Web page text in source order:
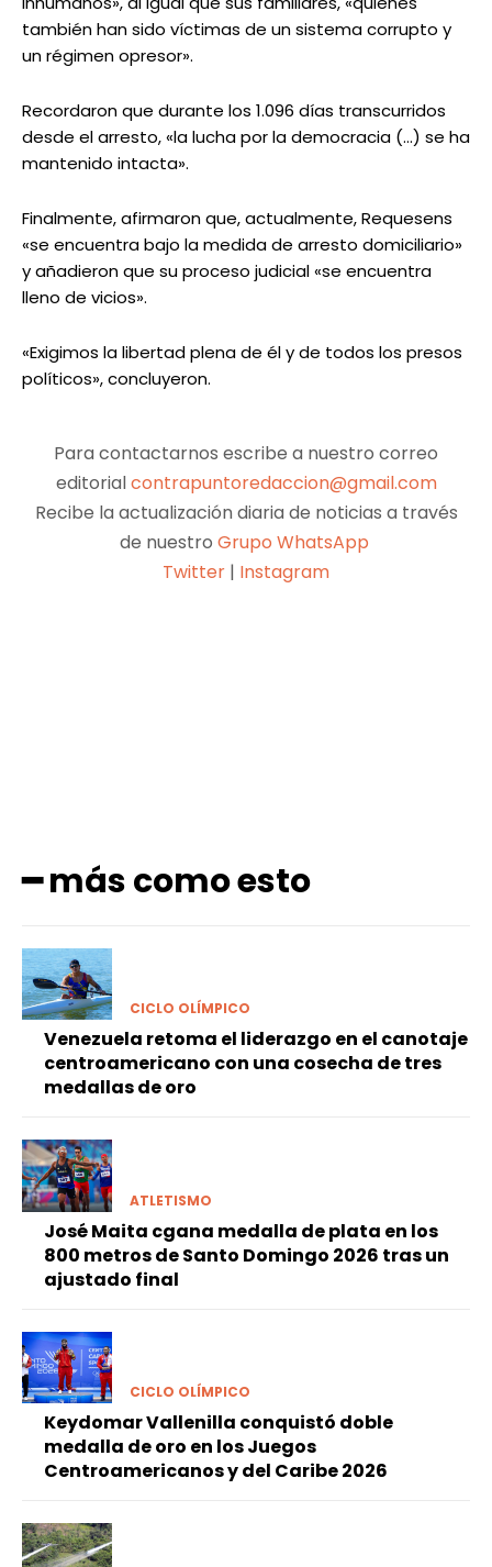
también han sido víctimas de un sistema corrupto y
un régimen opresor».
Recordaron que durante los 1.096 días transcurridos
desde el arresto, «la lucha por la democracia (…) se ha
mantenido intacta».
Finalmente, afirmaron que, actualmente, Requesens
«se encuentra bajo la medida de arresto domiciliario»
y añadieron que su proceso judicial «se encuentra
lleno de vicios».
«Exigimos la libertad plena de él y de todos los presos
políticos», concluyeron.
Para contactarnos escribe a nuestro correo
editorialcontrapuntoredaccion@gmail.com
Recibe la actualización diaria de noticias a través
de nuestro Grupo WhatsApp
Twitter | Instagram
━ más como esto
CICLO OLÍMPICO
Venezuela retoma el liderazgo en el canotaje
centroamericano con una cosecha de tres
medallas de oro
ATLETISMO
José Maita cgana medalla de plata en los
800 metros de Santo Domingo 2026 tras un
ajustado final
CICLO OLÍMPICO
Keydomar Vallenilla conquistó doble
medalla de oro en los Juegos
Centroamericanos y del Caribe 2026